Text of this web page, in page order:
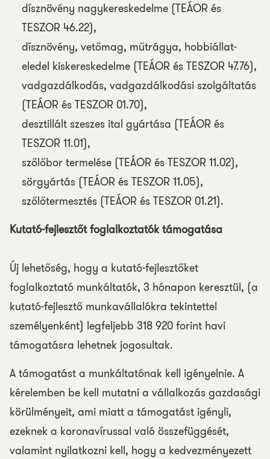
dísznövény nagykereskedelme (TEÁOR és
TESZOR 46.22),
dísznövény, vetőmag, műtrágya, hobbiállat-
eledel kiskereskedelme (TEÁOR és TESZOR 47.76),
vadgazdálkodás, vadgazdálkodási szolgáltatás
(TEÁOR és TESZOR 01.70),
desztillált szeszes ital gyártása (TEÁOR és
TESZOR 11.01),
szőlőbor termelése (TEÁOR és TESZOR 11.02),
sörgyártás (TEÁOR és TESZOR 11.05),
szőlőtermesztés (TEÁOR és TESZOR 01.21).
Kutató-fejlesztőt foglalkoztatók támogatása
Új lehetőség, hogy a kutató-fejlesztőket
foglalkoztató munkáltatók, 3 hónapon keresztül, (a
kutató-fejlesztő munkavállalókra tekintettel
személyenként) legfeljebb 318 920 forint havi
támogatásra lehetnek jogosultak.
A támogatást a munkáltatónak kell igényelnie. A
kérelemben be kell mutatni a vállalkozás gazdasági
körülményeit, ami miatt a támogatást igényli,
ezeknek a koronavírussal való összefüggését,
valamint nyilatkozni kell, hogy a kedvezményezett